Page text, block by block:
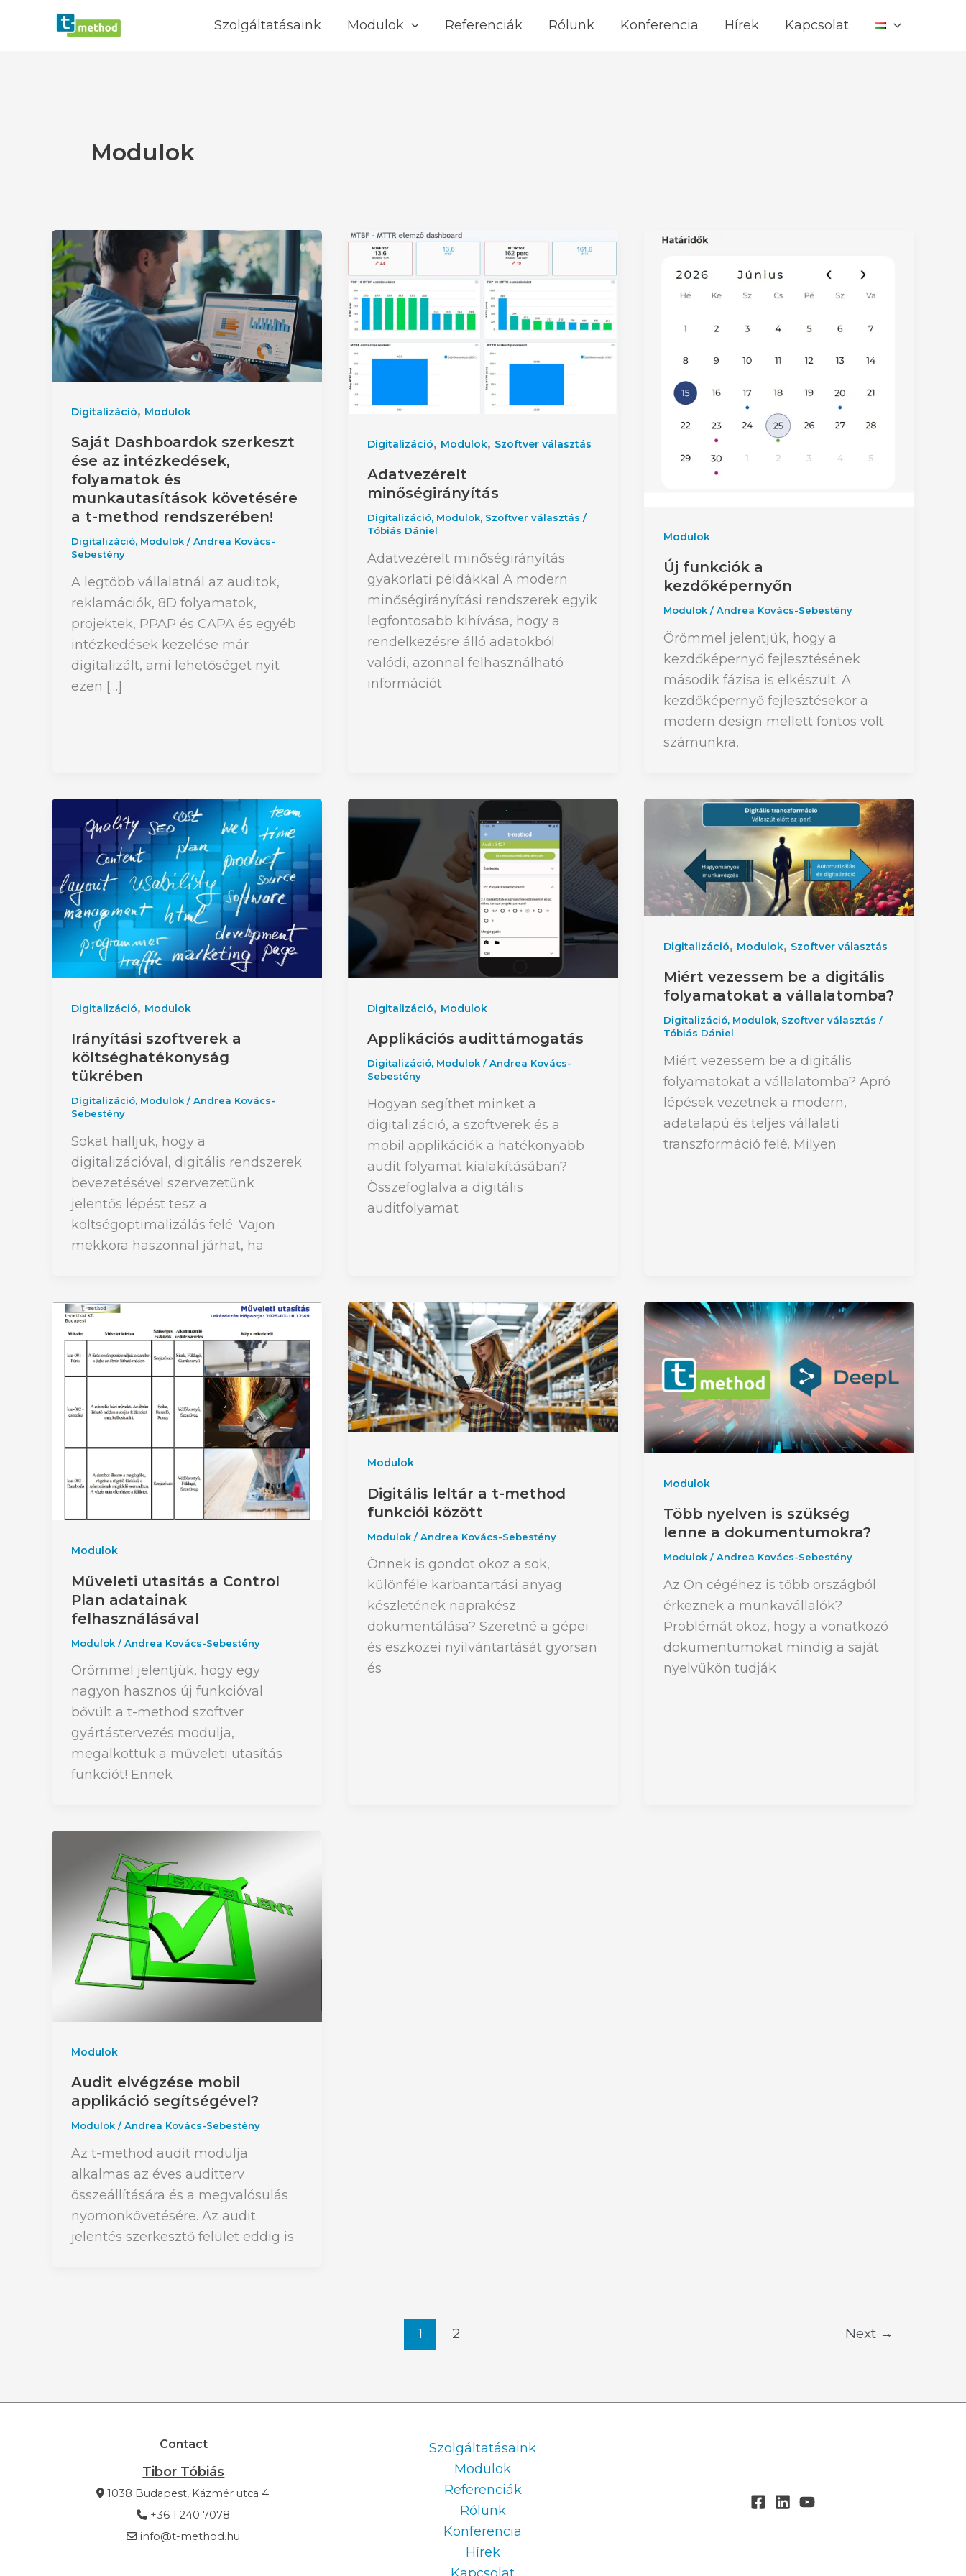
Szolgáltatásaink Modulok Referenciák Rólunk Konferencia Hírek Kapcsolat
Modulok
Digitalizáció, Modulok
Saját Dashboardok szerkeszt
ése az intézkedések,
folyamatok és
munkautasítások követésére
a t-method rendszerében!
Digitalizáció, Modulok /Andrea Kovács-
Sebestény
A legtöbb vállalatnál az auditok,
reklamációk, 8D folyamatok,
projektek, PPAP és CAPA és egyéb
intézkedések kezelése már
digitalizált, ami lehetőséget nyit
ezen […]
Digitalizáció, Modulok, Szoftver választás
Adatvezérelt
minőségirányítás
Digitalizáció, Modulok, Szoftver választás /
Tóbiás Dániel
Adatvezérelt minőségirányítás
gyakorlati példákkal A modern
minőségirányítási rendszerek egyik
legfontosabb kihívása, hogy a
rendelkezésre álló adatokból
valódi, azonnal felhasználható
információt
Modulok
Új funkciók a
kezdőképernyőn
Modulok/Andrea Kovács-Sebestény
Örömmel jelentjük, hogy a
kezdőképernyő fejlesztésének
második fázisa is elkészült. A
kezdőképernyő fejlesztésekor a
modern design mellett fontos volt
számunkra,
Digitalizáció, Modulok
Irányítási szoftverek a
költséghatékonyság
tükrében
Digitalizáció, Modulok /Andrea Kovács-
Sebestény
Sokat halljuk, hogy a
digitalizációval, digitális rendszerek
bevezetésével szervezetünk
jelentős lépést tesz a
költségoptimalizálás felé. Vajon
mekkora haszonnal járhat, ha
Digitalizáció, Modulok
Applikációs audittámogatás
Digitalizáció, Modulok/Andrea Kovács-
Sebestény
Hogyan segíthet minket a
digitalizáció, a szoftverek és a
mobil applikációk a hatékonyabb
audit folyamat kialakításában?
Összefoglalva a digitális
auditfolyamat
Digitalizáció, Modulok, Szoftver választás
Miért vezessem be a digitális
folyamatokat a vállalatomba?
Digitalizáció, Modulok, Szoftver választás /
Tóbiás Dániel
Miért vezessem be a digitális
folyamatokat a vállalatomba? Apró
lépések vezetnek a modern,
adatalapú és teljes vállalati
transzformáció felé. Milyen
Modulok
Műveleti utasítás a Control
Plan adatainak
felhasználásával
Modulok /Andrea Kovács-Sebestény
Örömmel jelentjük, hogy egy
nagyon hasznos új funkcióval
bővült a t-method szoftver
gyártástervezés modulja,
megalkottuk a műveleti utasítás
funkciót! Ennek
Modulok
Digitális leltár a t-method
funkciói között
Modulok/Andrea Kovács-Sebestény
Önnek is gondot okoz a sok,
különféle karbantartási anyag
készletének naprakész
dokumentálása? Szeretné a gépei
és eszközei nyilvántartását gyorsan
és
Modulok
Több nyelven is szükség
lenne a dokumentumokra?
Modulok/Andrea Kovács-Sebestény
Az Ön cégéhez is több országból
érkeznek a munkavállalók?
Problémát okoz, hogy a vonatkozó
dokumentumokat mindig a saját
nyelvükön tudják
Modulok
Audit elvégzése mobil
applikáció segítségével?
Modulok /Andrea Kovács-Sebestény
Az t-method audit modulja
alkalmas az éves auditterv
összeállítására és a megvalósulás
nyomonkövetésére. Az audit
jelentés szerkesztő felület eddig is
1 2 Next →
Contact
Tibor Tóbiás
1038 Budapest, Kázmér utca 4.
+36 1 240 7078
info@t-method.hu
Szolgáltatásaink
Modulok
Referenciák
Rólunk
Konferencia
Hírek